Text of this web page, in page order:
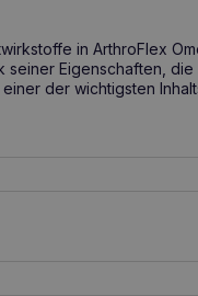
in ArthroFlex
seiner Eigenschaften,
einer der wichtigsten